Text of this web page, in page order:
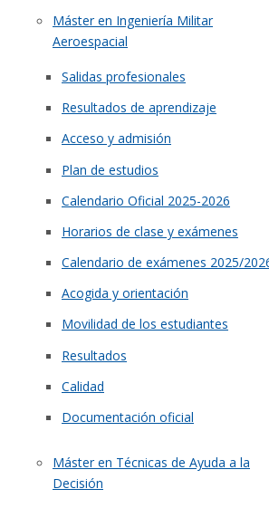
Máster en Ingeniería Militar
Aeroespacial
Salidas profesionales
Resultados de aprendizaje
Acceso y admisión
Plan de estudios
Calendario Oficial 2025-2026
Horarios de clase y exámenes
Calendario de exámenes 2025/
Acogida y orientación
Movilidad de los estudiantes
Resultados
Calidad
Documentación oficial
Máster en Técnicas de Ayuda a la
Decisión